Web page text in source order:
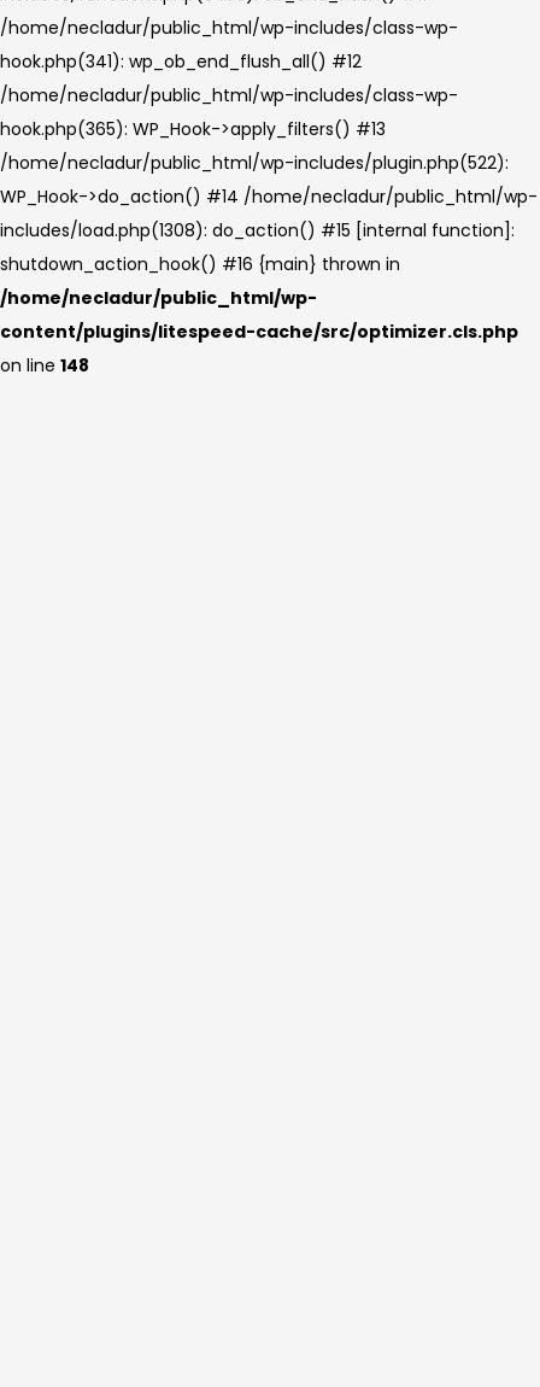
/home/necladur/public_html/wp-includes/class-wp-
hook.php(341): wp_ob_end_flush_all() #12
/home/necladur/public_html/wp-includes/class-wp-
hook.php(365): WP_Hook->apply_filters() #13
/home/necladur/public_html/wp-includes/plugin.php(522):
WP_Hook->do_action() #14 /home/necladur/public_html/wp-
includes/load.php(1308): do_action() #15 [internal function]:
shutdown_action_hook() #16 {main} thrown in
/home/necladur/public_html/wp-
content/plugins/litespeed-cache/src/optimizer.cls.php
on line 148